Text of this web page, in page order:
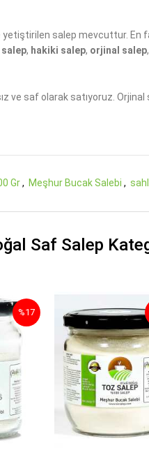
salep mevcuttur. En
, hakiki salep, orjinal salep,
ve saf olarak satıyoruz.
Gr, Meşhur Bucak Salebi ,
Saf Salep
%17